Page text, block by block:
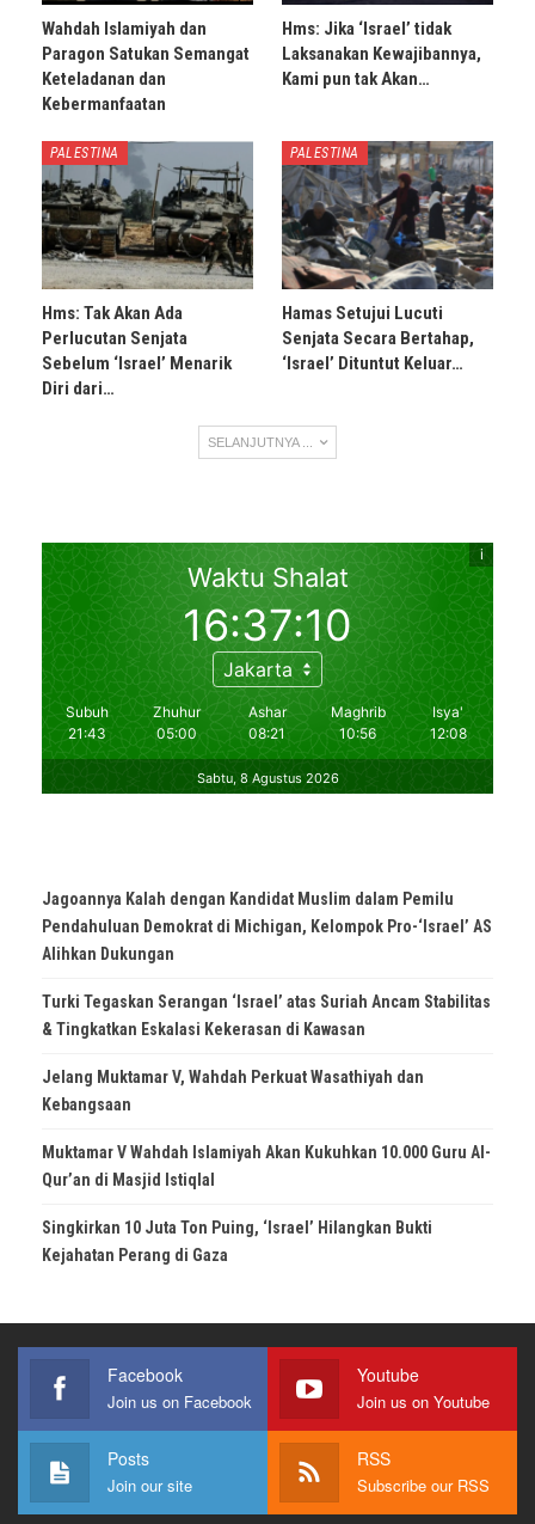
Wahdah Islamiyah dan
Paragon Satukan Semangat
Keteladanan dan
Kebermanfaatan
Hms: Jika ‘Israel’ tidak
Laksanakan Kewajibannya,
Kami pun tak Akan…
PALESTINA
Hms: Tak Akan Ada
Perlucutan Senjata
Sebelum ‘Israel’ Menarik
Diri dari…
PALESTINA
Hamas Setujui Lucuti
Senjata Secara Bertahap,
‘Israel’ Dituntut Keluar…
SELANJUTNYA ...
Jagoannya Kalah dengan Kandidat Muslim dalam Pemilu
Pendahuluan Demokrat di Michigan, Kelompok Pro-‘Israel’ AS
Alihkan Dukungan
Turki Tegaskan Serangan ‘Israel’ atas Suriah Ancam Stabilitas
& Tingkatkan Eskalasi Kekerasan di Kawasan
Jelang Muktamar V, Wahdah Perkuat Wasathiyah dan
Kebangsaan
Muktamar V Wahdah Islamiyah Akan Kukuhkan 10.000 Guru Al-
Qur’an di Masjid Istiqlal
Singkirkan 10 Juta Ton Puing, ‘Israel’ Hilangkan Bukti
Kejahatan Perang di Gaza
Facebook
Join us on Facebook
Youtube
Join us on Youtube
Posts
Join our site
RSS
Subscribe our RSS